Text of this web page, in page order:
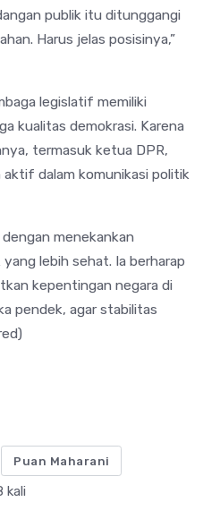
publik itu ditunggangi
Harus jelas posisinya,”
legislatif memiliki
kualitas demokrasi. Karena
termasuk ketua DPR,
dalam komunikasi politik
menekankan
lebih sehat. Ia berharap
kepentingan negara di
pendek, agar stabilitas
Puan Maharani
kali